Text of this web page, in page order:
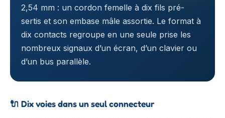
2,54 mm : un cordon femelle à dix fils pré-
sertis et son embase mâle assortie. Le format à
dix contacts regroupe en une seule prise les
nombreux signaux d’un écran, d’un clavier ou
d’un bus parallèle.
🔌 Dix voies dans un seul connecteur